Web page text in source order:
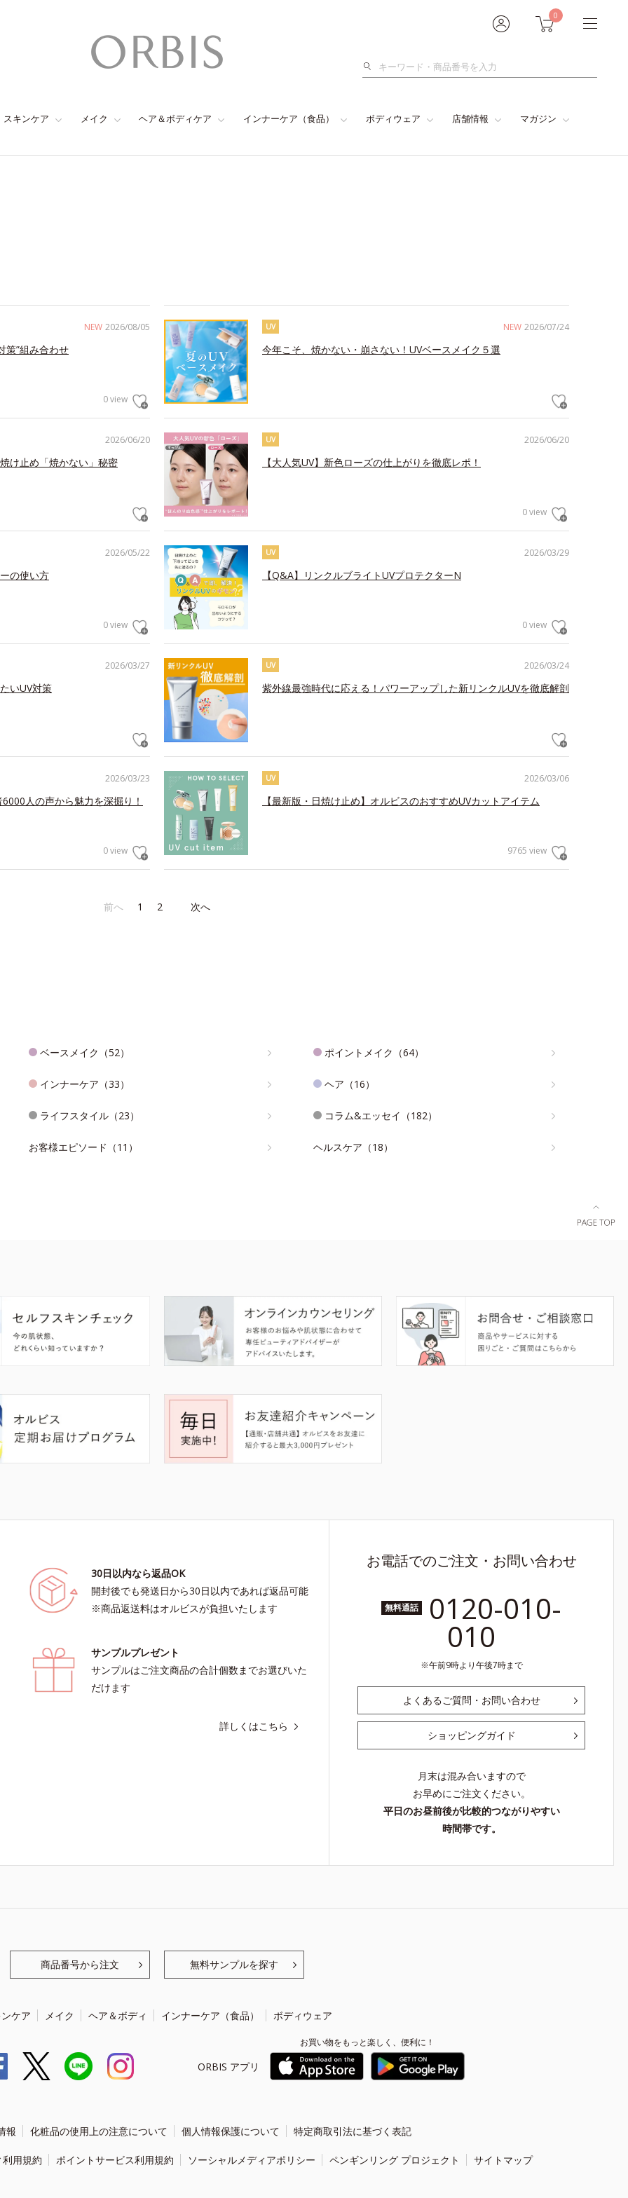
0
検
スキンケア メイク ヘア＆ボディケア インナーケア（食品） ボディウェア 店舗情報 マガジン
NEW 2026/08/05
策”組み合わせ
0 view
NEW 2026/07/24
UV
今年こそ、焼かない・崩さない！UVベースメイク５選
2026/06/20
け止め「焼かない」秘密
2026/06/20
UV
【大人気UV】新色ローズの仕上がりを徹底レポ！
0 view
2026/05/22
の使い方
0 view
2026/03/29
UV
【Q&A】リンクルブライトUVプロテクターN
0 view
2026/03/27
いUV対策
2026/03/24
UV
紫外線最強時代に応える！パワーアップした新リンクルUVを徹底解剖
2026/03/23
人の声から魅力を深掘り！
0 view
2026/03/06
UV
【最新版・日焼け止め】オルビスのおすすめUVカットアイテム
9765 view
前へ 1 2 次へ
ベースメイク（52） ポイントメイク（64）
インナーケア（33） ヘア（16）
ライフスタイル（23） コラム&エッセイ（182）
お客様エピソード（11） ヘルスケア（18）
30日以内なら返品OK
開封後でも発送日から30日以内であれば返品可能
※商品返送料はオルビスが負担いたします
サンプルプレゼント
サンプルはご注文商品の合計個数までお選びいた
だけます
詳しくはこちら
お電話でのご注文・お問い合わせ
無料通話 0120-010-
010
午前9時より午後7時まで
よくあるご質問・お問い合わせ
ショッピングガイド
月末は混み合いますので
お早めにご注文ください。
平日のお昼前後が比較的つながりやすい
時間帯です。
商品番号から注文 無料サンプルを探す
ケア メイク ヘア＆ボディ インナーケア（食品） ボディウェア
ORBIS アプリ
お買い物をもっと楽しく、便利に！
報 化粧品の使用上の注意について 個人情報保護について 特定商取引法に基づく表記
用規約 ポイントサービス利用規約 ソーシャルメディアポリシー ペンギンリング プロジェクト サイトマップ